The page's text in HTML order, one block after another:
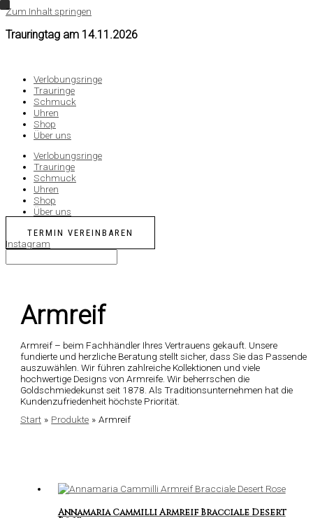
Zum Inhalt springen
Trauringtag am 14.11.2026
Verlobungsringe
Trauringe
Schmuck
Uhren
Shop
Über uns
Verlobungsringe
Trauringe
Schmuck
Uhren
Shop
Über uns
TERMIN VEREINBAREN
Instagram
Armreif
Armreif – beim Fachhändler Ihres Vertrauens gekauft. Unsere
fundierte und herzliche Beratung stellt sicher, dass Sie das Passende
auszuwählen. Wir führen zahlreiche Kollektionen und viele
hochwertige Designs von Armreife. Wir beherrschen die
Goldschmiedekunst seit 1878. Als Traditionsunternehmen hat die
Kundenzufriedenheit höchste Priorität.
Start
Produkte Armreif
Annamaria Cammilli Armreif Bracciale Desert